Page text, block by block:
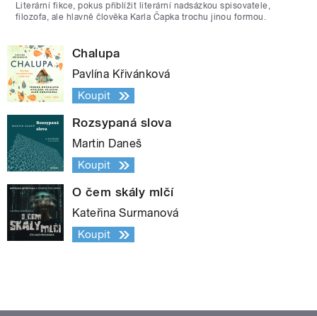
Literární fikce, pokus přiblížit literární nadsázkou spisovatele,
filozofa, ale hlavně člověka Karla Čapka trochu jinou formou.
Chalupa
Pavlína Křivánková
Koupit
Rozsypaná slova
Martin Daneš
Koupit
O čem skály mlčí
Kateřina Surmanová
Koupit